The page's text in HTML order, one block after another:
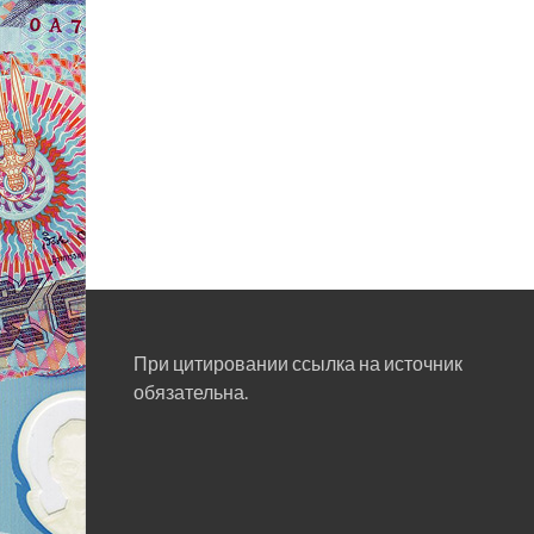
При цитировании ссылка на источник
обязательна.